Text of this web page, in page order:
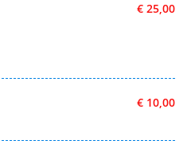
€ 25,00
€ 10,00